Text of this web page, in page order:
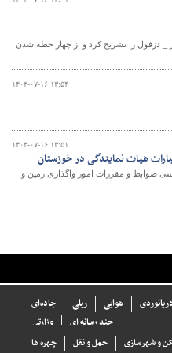
دزفول را تشریح کرد و از چهار خطه شدن
۱۴۰۳-۰۷-۱۶ ۱۳:۵۴
۱۴۰۳-۰۷-۱۶ ۱۳:۵۱
هیات نمایندگی در خوزستان
ضوابط و مقررات امور واگذاری زمین و
جاده‌ای ریلی هوایی
وزارتی
چند رسانه ای
چهره ها حمل و نقل و شهرسازی